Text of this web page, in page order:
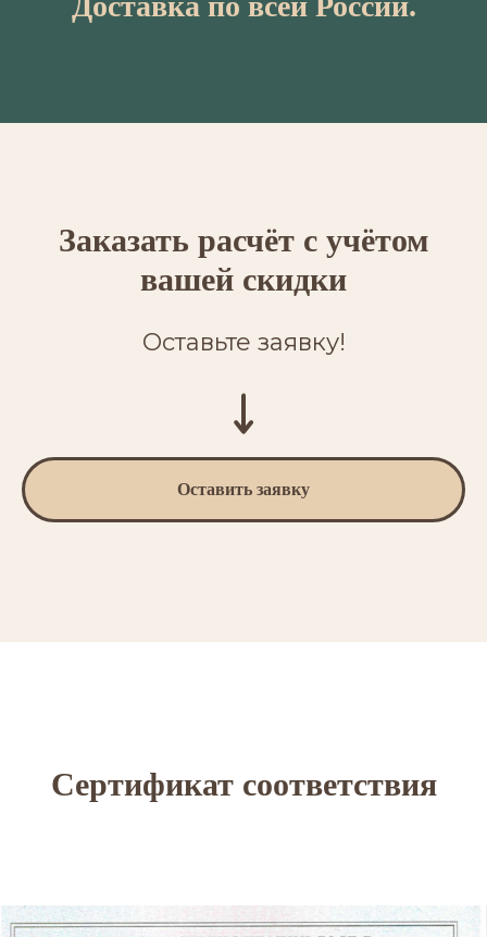
Заказать расчёт с учётом
вашей скидки
Оставьте заявку!
Оставить заявку
Сертификат соответствия